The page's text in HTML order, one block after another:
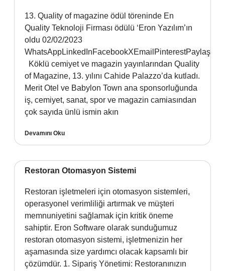
13. Quality of magazine ödül töreninde En
Quality Teknoloji Firması ödülü ‘Eron Yazılım’ın
oldu 02/02/2023
WhatsAppLinkedInFacebookXEmailPinterestPaylaş
Köklü cemiyet ve magazin yayınlarından Quality
of Magazine, 13. yılını Cahide Palazzo’da kutladı.
Merit Otel ve Babylon Town ana sponsorluğunda
iş, cemiyet, sanat, spor ve magazin camiasından
çok sayıda ünlü ismin akın
Devamını Oku
Restoran Otomasyon Sistemi
Restoran işletmeleri için otomasyon sistemleri,
operasyonel verimliliği artırmak ve müşteri
memnuniyetini sağlamak için kritik öneme
sahiptir. Eron Software olarak sunduğumuz
restoran otomasyon sistemi, işletmenizin her
aşamasında size yardımcı olacak kapsamlı bir
çözümdür. 1. Sipariş Yönetimi: Restoranınızın